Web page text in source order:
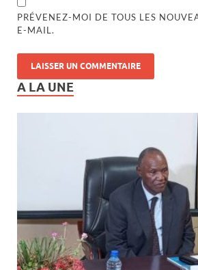
PRÉVENEZ-MOI DE TOUS LES
E-MAIL.
A LA UNE